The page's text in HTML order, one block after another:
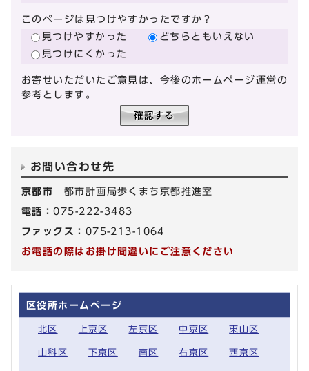
このページは見つけやすかったですか？
見つけやすかった
どちらともいえない
見つけにくかった
お寄せいただいたご意見は、今後のホームページ運営の
参考とします。
お問い合わせ先
京都市 都市計画局歩くまち京都推進室
電話：075-222-3483
ファックス： 075-213-1064
お電話の際はお掛け間違いにご注意ください
区役所ホームページ
北区 上京区 左京区 中京区 東山区
山科区 下京区 南区 右京区 西京区